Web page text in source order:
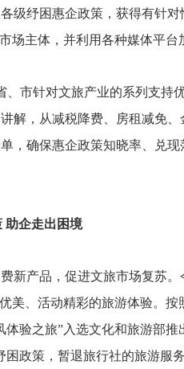
级纾困惠企政策，获得有针
主体，并利用各种媒体平台
针对文旅产业的系列支持
，从减税降费、房租减免、
确保惠企政策知晓率、兑现
助企走出困境
产品，促进文旅市场复苏。
美、活动精彩的旅游体验。
验之旅”入选文化和旅游部
政策，暂退旅行社的旅游服